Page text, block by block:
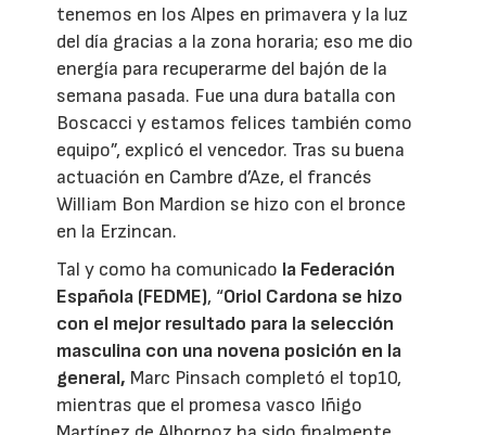
tenemos en los Alpes en primavera y la luz
del día gracias a la zona horaria; eso me dio
energía para recuperarme del bajón de la
semana pasada. Fue una dura batalla con
Boscacci y estamos felices también como
equipo”, explicó el vencedor. Tras su buena
actuación en Cambre d’Aze, el francés
William Bon Mardion se hizo con el bronce
en la Erzincan.
Tal y como ha comunicado la Federación
Española (FEDME), “Oriol Cardona se hizo
con el mejor resultado para la selección
masculina con una novena posición en la
general, Marc Pinsach completó el top10,
mientras que el promesa vasco Iñigo